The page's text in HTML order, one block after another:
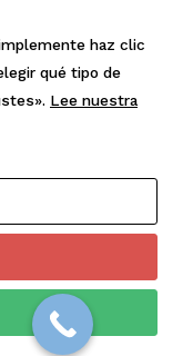
Política de cookies
haz clic
qué tipo de
Lee nuestra